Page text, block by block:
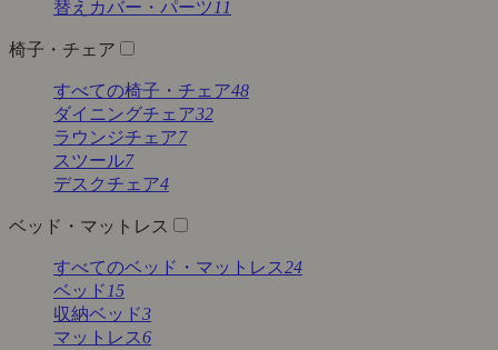
替えカバー・パーツ 11
椅子・チェア
すべての椅子・チェア48
ダイニングチェア32
ラウンジチェア7
スツール7
デスクチェア4
ベッド・マットレス
すべてのベッド・マットレス24
ベッド 15
収納ベッド3
マットレス6